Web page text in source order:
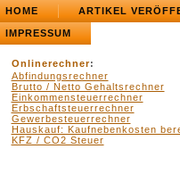
HOME ARTIKEL
IMPRESSUM
Onlinerechner:
Abfindungsrechner
Brutto / Netto Gehaltsrechner
Einkommensteuerrechner
Erbschaftsteuerrechner
Gewerbesteuerrechner
Hauskauf: Kaufnebenkosten
KFZ / CO2 Steuer